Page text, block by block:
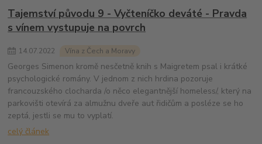
Tajemství původu 9 - Vyčteníčko deváté - Pravda
s vínem vystupuje na povrch
14.07.2022 Vína z Čech a Moravy
Georges Simenon kromě nesčetně knih s Maigretem psal i krátké
psychologické romány. V jednom z nich hrdina pozoruje
francouzského clocharda /o něco elegantnější homeless/, který na
parkovišti otevírá za almužnu dveře aut řidičům a posléze se ho
zeptá, jestli se mu to vyplatí.
celý článek